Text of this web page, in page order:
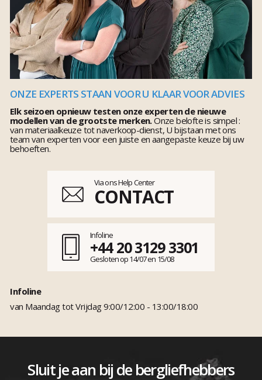
ONZE EXPERTS STAAN VOOR U KLAAR VOOR ADVIES
Elk seizoen opnieuw testen onze experten de nieuwe
modellen van de grootste merken.Onze belofte is simpel :
van materiaalkeuze tot naverkoop-dienst, U bijstaan met ons
team van experten voor een juiste en aangepaste keuze bij uw
behoeften.
Via ons Help Center
CONTACT
Infoline
+44 20 3129 3301
Gesloten op 14/07 en 15/08
Infoline
van Maandag tot Vrijdag 9:00/12:00 - 13:00/18:00
Sluit je aan bij de bergliefhebbers